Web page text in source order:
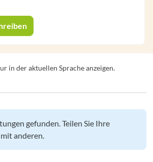
in der aktuellen Sprache anzeigen.
gefunden. Teilen Sie Ihre
anderen.